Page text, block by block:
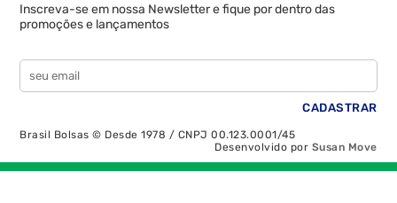
Inscreva-se em nossa Newsletter e fique por dentro das
promoções e lançamentos
Brasil Bolsas © Desde 1978 / CNPJ 00.123.0001/45
Desenvolvido por Susan Move